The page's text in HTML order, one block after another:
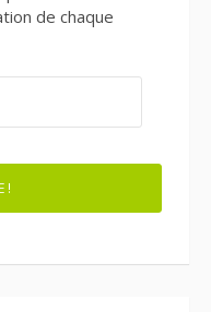
de chaque
!